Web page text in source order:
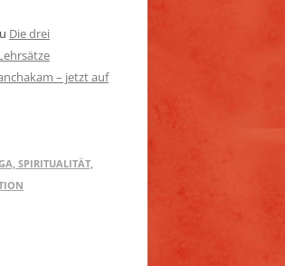
Die drei
– jetzt auf
SPIRITUALITÄT,